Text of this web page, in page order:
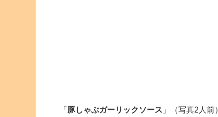
「 豚しゃぶガーリックソース 」（写真2人前）